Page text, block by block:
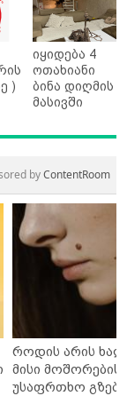
)
იყიდება 4
ოთახიანი
ბინა დიღმის
მასივში
byContentRoom
როდის არის
მისი მოშორების
უსაფრთხო გზები